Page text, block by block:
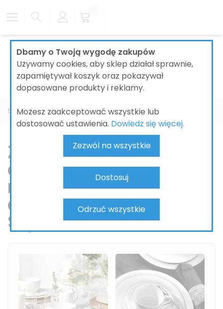
Dbamy o Twoją wygodę zakupów
Używamy cookies, aby sklep działał sprawnie,
zapamiętywał koszyk oraz pokazywał
dopasowane produkty i reklamy.
Możesz zaakceptować wszystkie lub
dostosować ustawienia. Dowiedz się więcej.
Zezwól na wszystkie
Dostosuj
Odrzuć wszystkie
Strona główna KUCHNIA ZASTAWY KUCHENNE
Zastawy kuchenne –
eleganckie serwisy i
naczynia do Twojego
domu | Łazienki
Szydłowski